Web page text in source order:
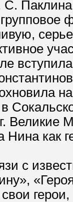
Великие
Нина как
с